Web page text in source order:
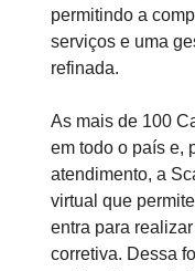
permitindo a
serviços e uma
refinada.
As mais de 100
em todo o país e,
atendimento, a
virtual que
entra para
corretiva. Dessa